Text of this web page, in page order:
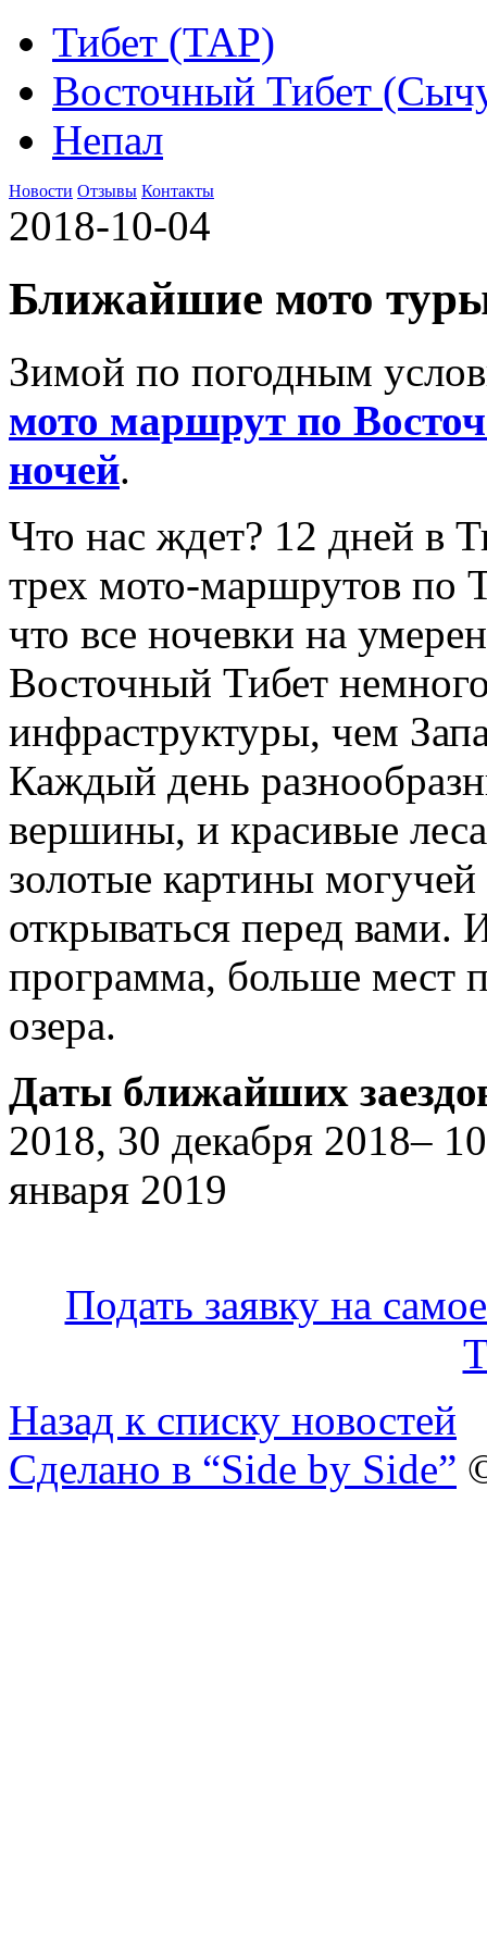
Тибет (ТАР)
Восточный Тибет
Непал
Новости Отзывы Контакты
2018-10-04
Ближайшие мото
Зимой по погодным
мото маршрут по
ночей.
Что нас ждет? 12 дней в
трех мото-маршрутов по
что все ночевки на
Восточный Тибет
инфраструктуры, чем
Каждый день
вершины, и красивые
золотые картины
открываться перед вами.
программа, больше мест
озера.
Даты ближайших
2018, 30 декабря 2018–
января 2019
Подать заявку на
Назад к списку новостей
Сделано в “Side by Side”